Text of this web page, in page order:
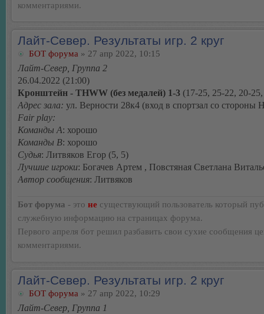
комментариями.
Лайт-Север. Результаты игр. 2 круг
БОТ форума » 27 апр 2022, 10:15
Лайт-Север, Группа 2
26.04.2022 (21:00)
Кронштейн - THWW (без медалей) 1-3 (17-25, 25-22, 20-
Адрес зала: ул. Верности 28к4 (вход в спортзал со стороны
Fair play:
Команды А: хорошо
Команды В: хорошо
Судья: Литвяков Егор (5, 5)
Лучшие игроки: Богачев Артем , Повстяная Светлана
Автор сообщения: Литвяков
Бот форума - это не существующий пользователь который
служебную информацию на страницах форума.
Первого апреля бот решил разбавить свои сухие сообщения
комментариями.
Лайт-Север. Результаты игр. 2 круг
БОТ форума » 27 апр 2022, 10:29
Лайт-Север, Группа 1